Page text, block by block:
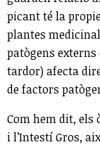
picant té la
plantes
patògens externs
tardor) afecta
de factors
Com hem dit, els
i l’Intestí Gros,